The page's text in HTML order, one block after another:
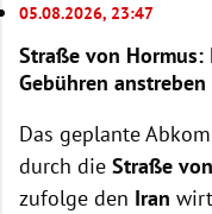
05.08.2026, 23:47
Straße von
Gebühren anstreben
Das geplante
durch die Straße
zufolge den Iran